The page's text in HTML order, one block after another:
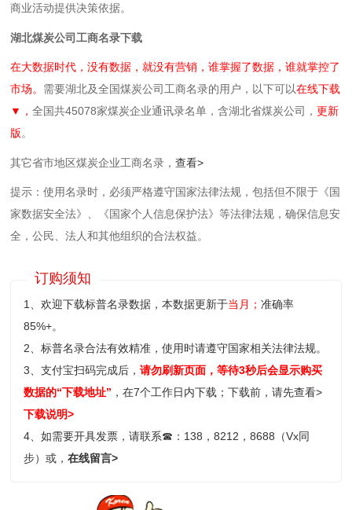
商业活动提供决策依据。
湖北煤炭公司工商名录下载
在大数据时代，没有数据，就没有营销，谁掌握了数据，谁就掌控了
市场。 需要湖北及全国煤炭公司工商名录的用户，以下可以在线下载
▼，全国共45078家煤炭企业通讯录名单，含湖北省煤炭公司，更新
版。
其它省市地区煤炭企业工商名录，查看>
提示：使用名录时，必须严格遵守国家法律法规，包括但不限于《国
家数据安全法》、《国家个人信息保护法》等‌法律法规，确保信息安
全，公民、法人和其他组织的合法权益。
订购须知
1、欢迎下载标普名录数据，本数据更新于当月；准确率
85%+。
2、标普名录合法有效精准，使用时请遵守国家相关法律法规。
3、支付宝扫码完成后，请勿刷新页面，等待3秒后会显示购买
数据的“下载地址” ，在7个工作日内下载；下载前，请先查看>
下载说明>
4、如需要开具发票，请联系☎ ：138，8212，8688（Vx同
步）或，在线留言>